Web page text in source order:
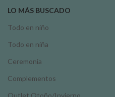
LO MÁS BUSCADO
Todo en niño
Todo en niña
Ceremonia
Complementos
Outlet Otoño/Invierno